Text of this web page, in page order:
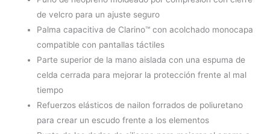
de velcro para un ajuste seguro
Palma capacitiva de Clarino™ con acolchado monocapa
compatible con pantallas táctiles
Parte superior de la mano aislada con una espuma de
celda cerrada para mejorar la protección frente al mal
tiempo
Refuerzos elásticos de nailon forrados de poliuretano
para crear un escudo frente a los elementos